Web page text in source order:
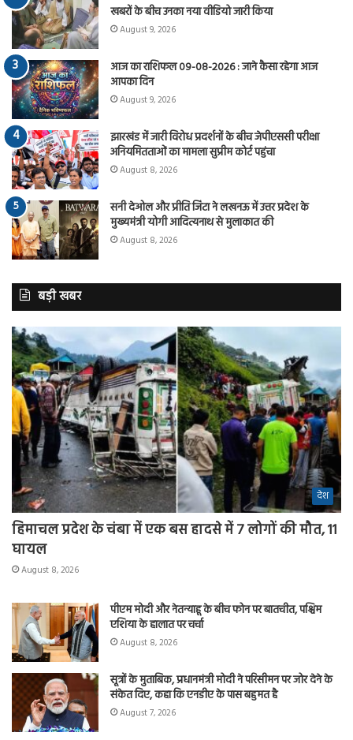
खबरों के बीच उनका नया वीडियो जारी किया
August 9, 2026
आज का राशिफल 09-08-2026 : जाने कैसा रहेगा आज
आपका दिन
August 9, 2026
झारखंड में जारी विरोध प्रदर्शनों के बीच जेपीएससी परीक्षा
अनियमितताओं का मामला सुप्रीम कोर्ट पहुंचा
August 8, 2026
सनी देओल और प्रीति जिंटा ने लखनऊ में उत्तर प्रदेश के
मुख्यमंत्री योगी आदित्यनाथ से मुलाकात की
August 8, 2026
बड़ी खबर
देश
हिमाचल प्रदेश के चंबा में एक बस हादसे में 7 लोगों की मौत, 11
घायल
August 8, 2026
पीएम मोदी और नेतन्याहू के बीच फोन पर बातचीत, पश्चिम
एशिया के हालात पर चर्चा
August 8, 2026
सूत्रों के मुताबिक, प्रधानमंत्री मोदी ने परिसीमन पर जोर देने के
संकेत दिए, कहा कि एनडीए के पास बहुमत है
August 7, 2026